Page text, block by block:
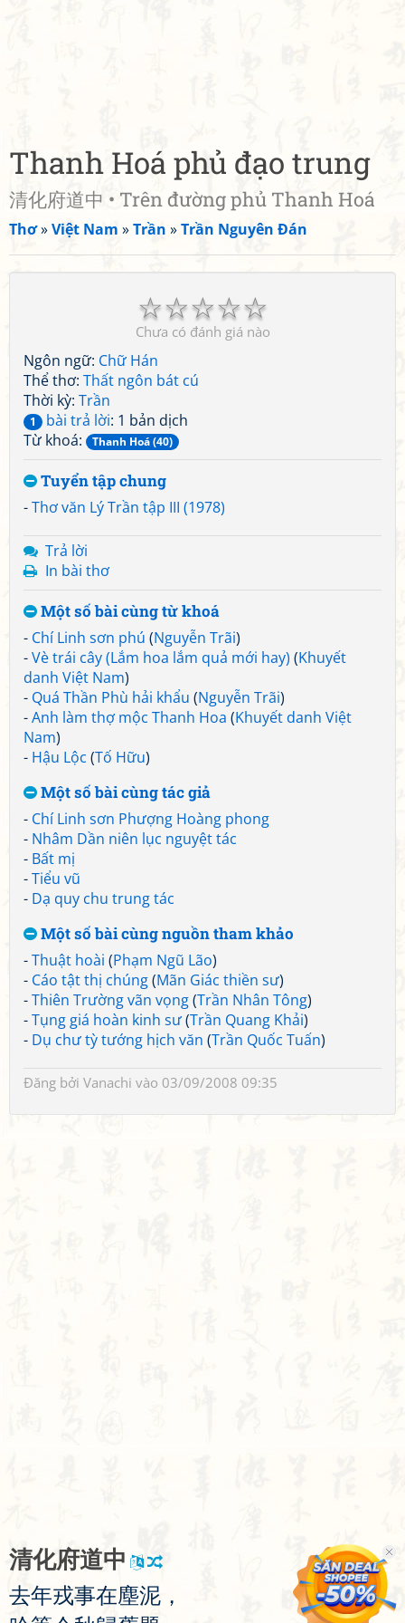
Thanh Hoá phủ đạo trung
清化府道中 • Trên đường phủ Thanh Hoá
Thơ»Việt Nam »Trần »Trần Nguyên Đán
☆
☆
☆
☆
☆
Chưa có đánh giá nào
Ngôn ngữ: Chữ Hán
Thể thơ: Thất ngôn bát cú
Thời kỳ: Trần
1 bài trả lời: 1 bản dịch
Từ khoá:
Thanh Hoá (40)
Tuyển tập chung
-Thơ văn Lý Trần tập III (1978)
Trả lời
In bài thơ
Một số bài cùng từ khoá
- Chí Linh sơn phú (Nguyễn Trãi)
-Vè trái cây (Lắm hoa lắm quả mới hay) (Khuyết
danh Việt Nam)
- Quá Thần Phù hải khẩu (Nguyễn Trãi)
-Anh làm thợ mộc Thanh Hoa (Khuyết danh Việt
Nam)
- Hậu Lộc (Tố Hữu)
Một số bài cùng tác giả
- Chí Linh sơn Phượng Hoàng phong
- Nhâm Dần niên lục nguyệt tác
- Bất mị
-Tiểu vũ
- Dạ quy chu trung tác
Một số bài cùng nguồn tham khảo
-Thuật hoài (Phạm Ngũ Lão)
- Cáo tật thị chúng(Mãn Giác thiền sư)
-Thiên Trường vãn vọng(Trần Nhân Tông)
-Tụng giá hoàn kinh sư(Trần Quang Khải)
- Dụ chư tỳ tướng hịch văn (Trần Quốc Tuấn)
Đăng bởi Vanachi vào 03/09/2008 09:35
清化府道中
去年戎事在塵泥 ，